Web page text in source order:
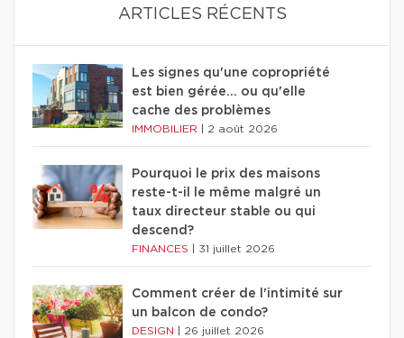
ARTICLES RÉCENTS
Les signes qu'une copropriété
est bien gérée… ou qu'elle
cache des problèmes
IMMOBILIER 2 août 2026
Pourquoi le prix des maisons
reste-t-il le même malgré un
taux directeur stable ou qui
descend?
FINANCES 31 juillet 2026
Comment créer de l'intimité sur
un balcon de condo?
DESIGN 26 juillet 2026